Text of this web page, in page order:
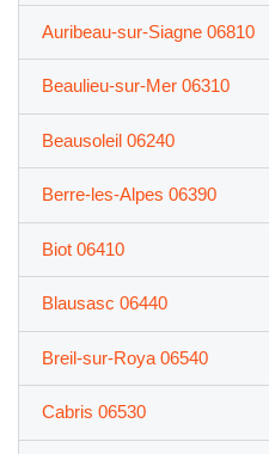
Auribeau-sur-Siagne 06810
Beaulieu-sur-Mer 06310
Beausoleil 06240
Berre-les-Alpes 06390
Biot 06410
Blausasc 06440
Breil-sur-Roya 06540
Cabris 06530